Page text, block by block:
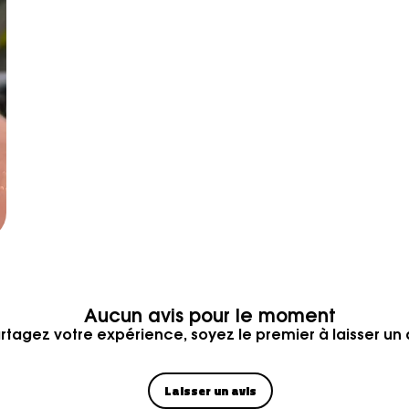
Aucun avis pour le moment
votre expérience, soyez le premier à laisser un
Laisser un avis